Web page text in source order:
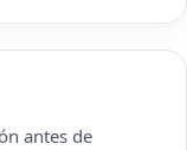
antes de